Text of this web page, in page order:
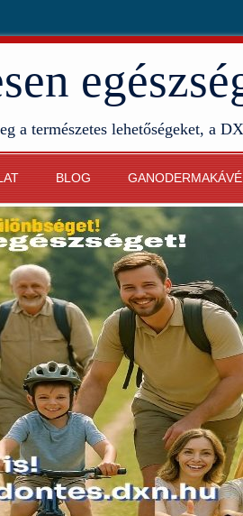
a természetes lehetőségeket, a
BLOG GANODERMAKÁVÉ